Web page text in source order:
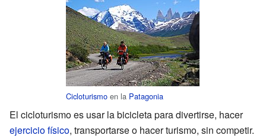
Cicloturismoen la Patagonia
El cicloturismo es usar la bicicleta para divertirse, hacer
ejercicio físico, transportarse o hacer turismo, sin competir.